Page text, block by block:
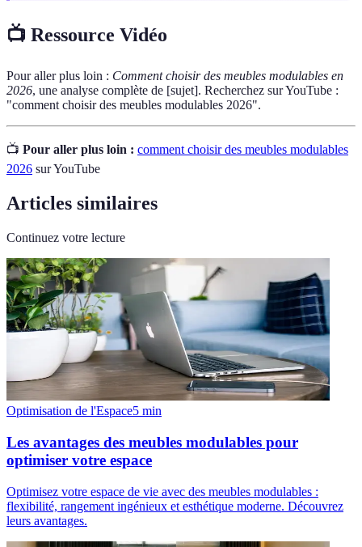
📺 Ressource Vidéo
Pour aller plus loin : Comment choisir des meubles modulables en
2026, une analyse complète de [sujet]. Recherchez sur YouTube :
"comment choisir des meubles modulables 2026".
📺 Pour aller plus loin : comment choisir des meubles modulables
2026 sur YouTube
Articles similaires
Continuez votre lecture
Optimisation de l'Espace5 min
Les avantages des meubles modulables pour
optimiser votre espace
Optimisez votre espace de vie avec des meubles modulables :
flexibilité, rangement ingénieux et esthétique moderne. Découvrez
leurs avantages.